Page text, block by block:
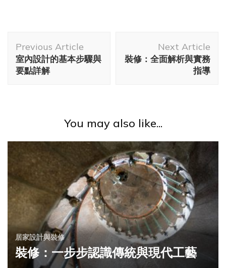
Navigation
Previous Article
室內設計的基本步驟與
要點詳解
Next Article
裝修：全面解析與實務
指導
You may also like...
居家設計與裝修
裝修：一步步認識傳統與現代工藝